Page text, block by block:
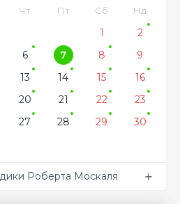
Чт Пт Сб Нд
1
2
6 7 8
9
13 14 15
16
20 21 22
23
27 28 29
30
Роберта Москаля